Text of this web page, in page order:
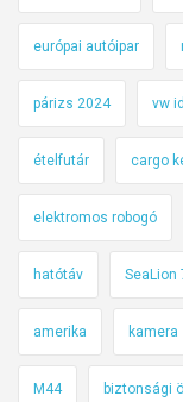
európai autóipar
párizs 2024 vw
ételfutár cargo
elektromos robogó
hatótáv SeaLion
amerika kamera
M44 biztonsági